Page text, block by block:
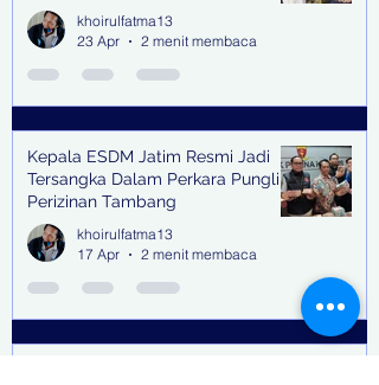
(Pasmanbaya) dalam Kegiatan
Halal Bihalal
khoirulfatma13
23 Apr
2 menit membaca
Kepala ESDM Jatim Resmi Jadi
Tersangka Dalam Perkara Pungli
Perizinan Tambang
khoirulfatma13
17 Apr
2 menit membaca